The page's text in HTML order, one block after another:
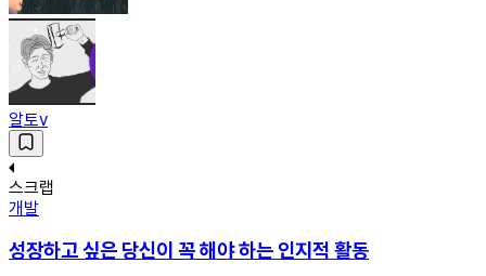
알토v
스크랩
개발
성장하고 싶은 당신이 꼭 해야 하는 인지적 활동